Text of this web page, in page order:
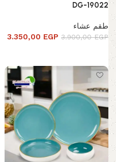
DG-19022
طقم عشاء
3.900,00EGP
3.350,00 EGP